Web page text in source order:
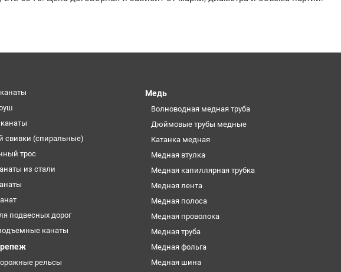
свивки (спиральные)
трос
из стали
подвесных дорог
канаты
рельсы
Медь
Волноводная медная труба
Дюймовые трубы медные
Катанка медная
Медная втулка
Медная капиллярная трубка
Медная лента
Медная полоса
Медная проволока
Медная труба
Медная фольга
Медная шина